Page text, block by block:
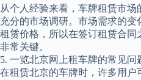
从个人经验来看，车牌租赁市
充分的市场调研。市场需求的变
租赁价格，所以在签订租赁合同
非常关键。
5. 一览北京网上租车牌的常见问
在租赁北京的车牌时，许多用